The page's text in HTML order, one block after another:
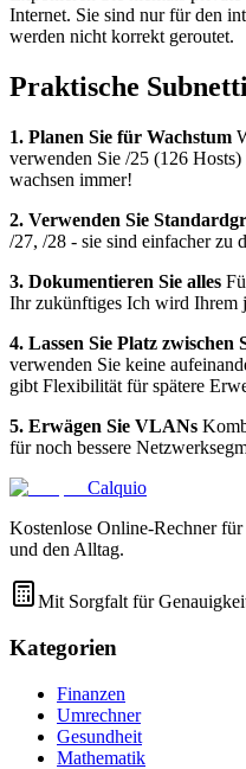
Internet. Sie sind nur für den
werden nicht korrekt geroutet.
Praktische
1. Planen Sie für Wachstum
verwenden Sie /25 (126
wachsen immer!
2. Verwenden Sie
/27, /28 - sie sind einfacher zu
3. Dokumentieren Sie alles
Ihr zukünftiges Ich wird Ihrem
4. Lassen Sie Platz zwischen
verwenden Sie keine
gibt Flexibilität für spätere
5. Erwägen Sie VLANs
für noch bessere
Calquio
Kostenlose Online-Rechner
und den Alltag.
Mit Sorgfalt für
Kategorien
Finanzen
Umrechner
Gesundheit
Mathematik